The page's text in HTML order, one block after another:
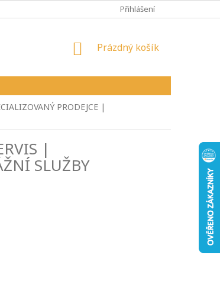
REKLAMAČNÍ ŘÁD
Přihlášení
NÁKUPNÍ
Prázdný košík
PRODEJCE |
|
SLUŽBY